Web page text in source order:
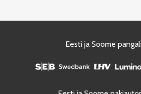
Eesti ja Soome